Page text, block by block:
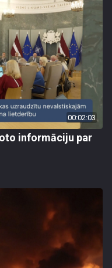
00:02:03
informāciju par